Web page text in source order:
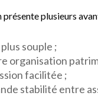
plusieurs
souple ;
organisation
facilitée ;
stabilité entre